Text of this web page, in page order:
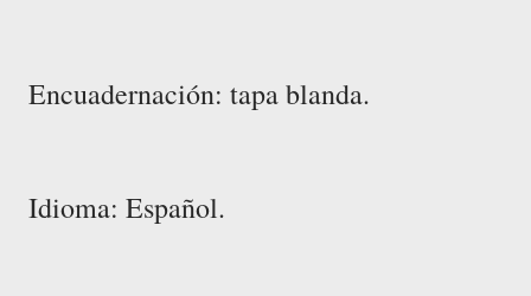
Encuadernación: tapa blanda.
Idioma: Español.